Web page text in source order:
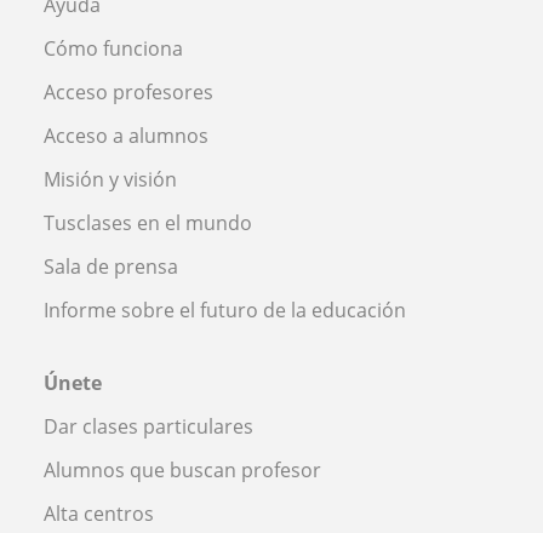
Cómo funciona
Acceso profesores
Acceso a alumnos
Misión y visión
Tusclases en el mundo
Sala de prensa
Informe sobre el futuro de la educación
Únete
Dar clases particulares
Alumnos que buscan profesor
Alta centros